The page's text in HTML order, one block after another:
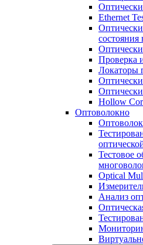
Ethernet
состояния
Проверка
Локаторы
Hollow
Оптоволокно
Тестовое
Optical
Анализ